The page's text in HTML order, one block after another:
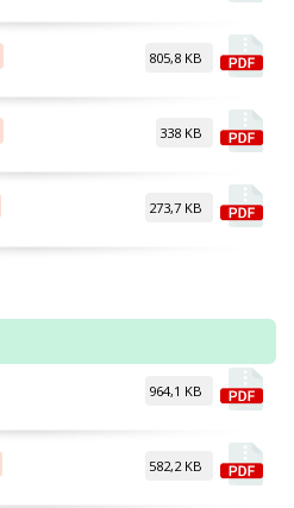
805,8 KB
338 KB
273,7 KB
964,1 KB
582,2 KB